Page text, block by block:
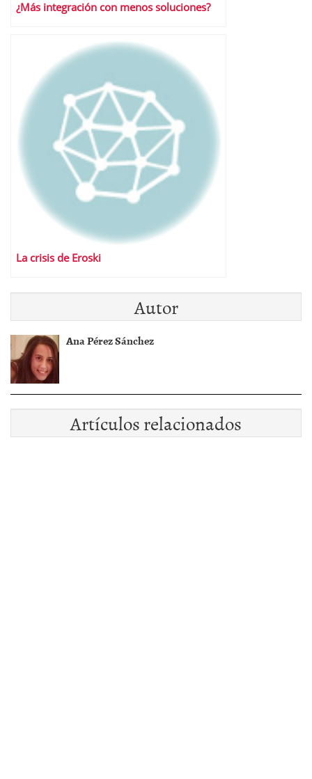
¿Más integración con menos soluciones?
La crisis de Eroski
Autor
Ana Pérez Sánchez
Artículos relacionados